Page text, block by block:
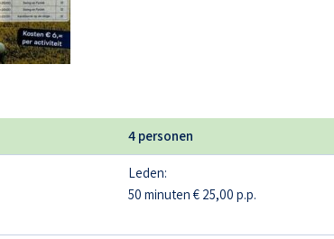
4 personen
Leden:
50 minuten € 25,00 p.p.